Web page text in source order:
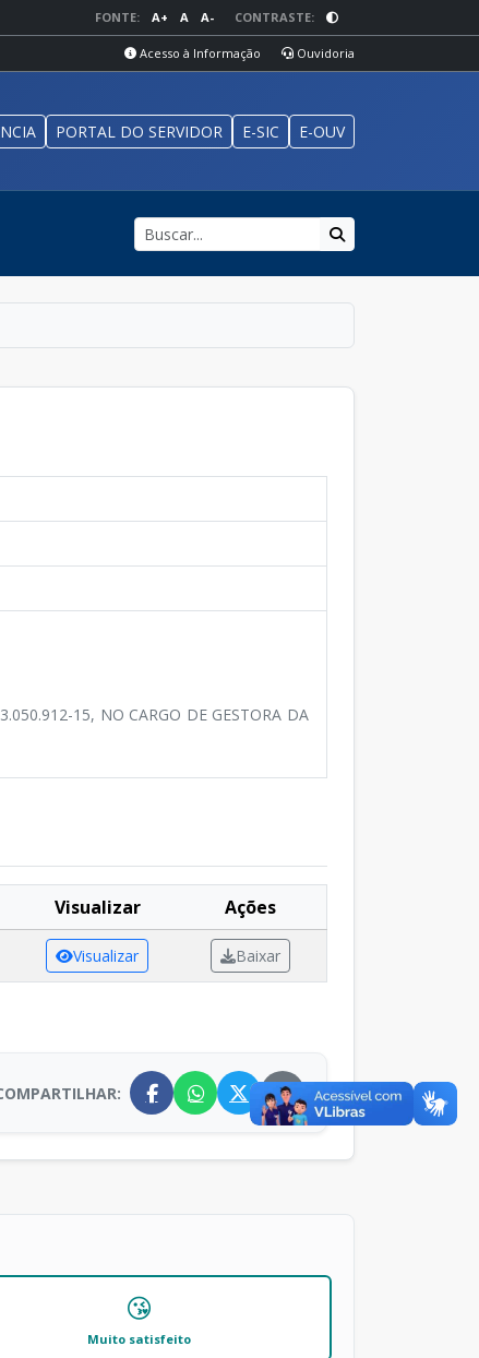
FONTE: A+ A A- CONTRASTE:
Acesso à Informação Ouvidoria
PORTAL DO SERVIDOR E-SIC E-OUV
15, NO CARGO DE GESTORA DA
Visualizar
Ações
Visualizar Baixar
😘
Muito satisfeito